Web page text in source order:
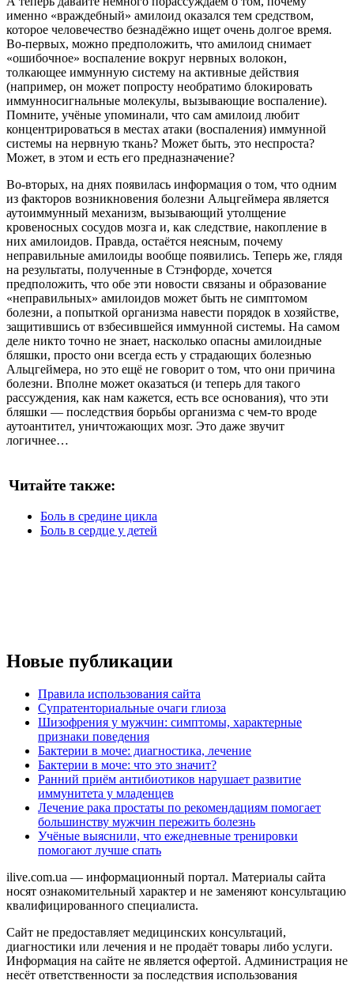
именно «враждебный» амилоид оказался тем средством,
которое человечество безнадёжно ищет очень долгое время.
Во-первых, можно предположить, что амилоид снимает
«ошибочное» воспаление вокруг нервных волокон,
толкающее иммунную систему на активные действия
(например, он может попросту необратимо блокировать
иммунносигнальные молекулы, вызывающие воспаление).
Помните, учёные упоминали, что сам амилоид любит
концентрироваться в местах атаки (воспаления) иммунной
системы на нервную ткань? Может быть, это неспроста?
Может, в этом и есть его предназначение?
Во-вторых, на днях появилась информация о том, что одним
из факторов возникновения болезни Альцгеймера является
аутоиммунный механизм, вызывающий утолщение
кровеносных сосудов мозга и, как следствие, накопление в
них амилоидов. Правда, остаётся неясным, почему
неправильные амилоиды вообще появились. Теперь же, глядя
на результаты, полученные в Стэнфорде, хочется
предположить, что обе эти новости связаны и образование
«неправильных» амилоидов может быть не симптомом
болезни, а попыткой организма навести порядок в хозяйстве,
защитившись от взбесившейся иммунной системы. На самом
деле никто точно не знает, насколько опасны амилоидные
бляшки, просто они всегда есть у страдающих болезнью
Альцгеймера, но это ещё не говорит о том, что они причина
болезни. Вполне может оказаться (и теперь для такого
рассуждения, как нам кажется, есть все основания), что эти
бляшки — последствия борьбы организма с чем-то вроде
аутоантител, уничтожающих мозг. Это даже звучит
логичнее…
Читайте также:
Боль в средине цикла
Боль в сердце у детей
Новые публикации
Правила использования сайта
Супратенториальные очаги глиоза
Шизофрения у мужчин: симптомы, характерные
признаки поведения
Бактерии в моче: диагностика, лечение
Бактерии в моче: что это значит?
Ранний приём антибиотиков нарушает развитие
иммунитета у младенцев
Лечение рака простаты по рекомендациям помогает
большинству мужчин пережить болезнь
Учёные выяснили, что ежедневные тренировки
помогают лучше спать
ilive.com.ua — информационный портал. Материалы сайта
носят ознакомительный характер и не заменяют консультацию
квалифицированного специалиста.
Сайт не предоставляет медицинских консультаций,
диагностики или лечения и не продаёт товары либо услуги.
Информация на сайте не является офертой. Администрация не
несёт ответственности за последствия использования